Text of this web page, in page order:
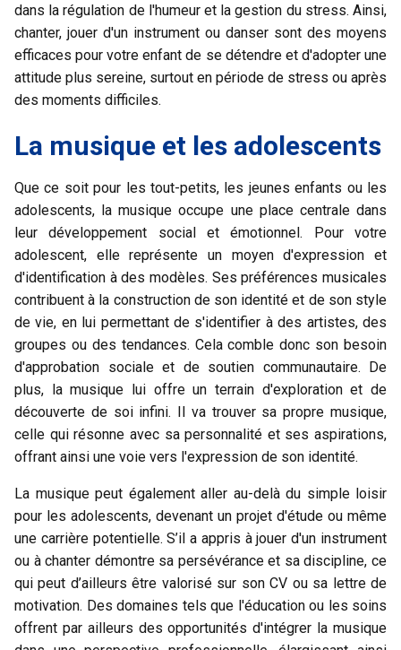
dans la régulation de l'humeur et la gestion du stress. Ainsi,
chanter, jouer d'un instrument ou danser sont des moyens
efficaces pour votre enfant de se détendre et d'adopter une
attitude plus sereine, surtout en période de stress ou après
des moments difficiles.
La musique et les adolescents
Que ce soit pour les tout-petits, les jeunes enfants ou les
adolescents, la musique occupe une place centrale dans
leur développement social et émotionnel. Pour votre
adolescent, elle représente un moyen d'expression et
d'identification à des modèles. Ses préférences musicales
contribuent à la construction de son identité et de son style
de vie, en lui permettant de s'identifier à des artistes, des
groupes ou des tendances. Cela comble donc son besoin
d'approbation sociale et de soutien communautaire. De
plus, la musique lui offre un terrain d'exploration et de
découverte de soi infini. Il va trouver sa propre musique,
celle qui résonne avec sa personnalité et ses aspirations,
offrant ainsi une voie vers l'expression de son identité.
La musique peut également aller au-delà du simple loisir
pour les adolescents, devenant un projet d'étude ou même
une carrière potentielle. S’il a appris à jouer d'un instrument
ou à chanter démontre sa persévérance et sa discipline, ce
qui peut d’ailleurs être valorisé sur son CV ou sa lettre de
motivation. Des domaines tels que l'éducation ou les soins
offrent par ailleurs des opportunités d'intégrer la musique